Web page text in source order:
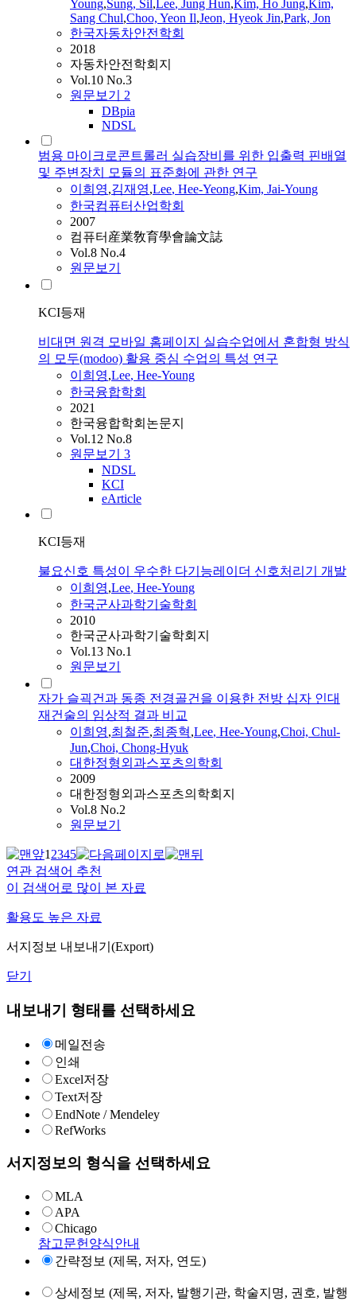
Young,Sung, Sil,Lee, Jung Hun,Kim, Ho Jung,Kim,
Sang Chul,Choo, Yeon Il,Jeon, Hyeok Jin,Park, Jon
한국자동차안전학회
2018
자동차안전학회지
Vol.10 No.3
원문보기 2
DBpia
NDSL
범용 마이크로콘트롤러 실습장비를 위한 입출력 핀배열
및 주변장치 모듈의 표준화에 관한 연구
이희영,김재영,Lee, Hee-Yeong,Kim, Jai-Young
한국컴퓨터산업학회
2007
컴퓨터産業敎育學會論文誌
Vol.8 No.4
원문보기
KCI등재
비대면 원격 모바일 홈페이지 실습수업에서 혼합형 방식
의 모두(modoo) 활용 중심 수업의 특성 연구
이희영,Lee, Hee-Young
한국융합학회
2021
한국융합학회논문지
Vol.12 No.8
원문보기 3
NDSL
KCI
eArticle
KCI등재
불요신호 특성이 우수한 다기능레이더 신호처리기 개발
이희영,Lee, Hee-Young
한국군사과학기술학회
2010
한국군사과학기술학회지
Vol.13 No.1
원문보기
자가 슬괵건과 동종 전경골건을 이용한 전방 십자 인대
재건술의 임상적 결과 비교
이희영,최철준,최종혁,Lee, Hee-Young,Choi, Chul-
Jun,Choi, Chong-Hyuk
대한정형외과스포츠의학회
2009
대한정형외과스포츠의학회지
Vol.8 No.2
원문보기
12345
연관 검색어 추천
이 검색어로 많이 본 자료
활용도 높은 자료
서지정보 내보내기(Export)
닫기
내보내기 형태를 선택하세요
메일전송
인쇄
Excel저장
Text저장
EndNote / Mendeley
RefWorks
서지정보의 형식을 선택하세요
MLA
APA
Chicago
참고문헌양식안내
간략정보 (제목, 저자, 연도)
상세정보 (제목, 저자, 발행기관, 학술지명, 권호, 발행